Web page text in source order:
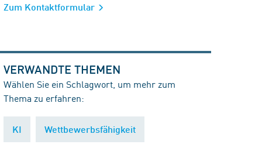
Zum Kontaktformular
VERWANDTE THEMEN
Wählen Sie ein Schlagwort, um mehr zum
Thema zu erfahren:
KI Wettbewerbsfähigkeit